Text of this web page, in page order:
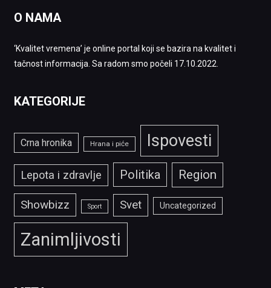
O NAMA
‘Kvalitet vremena’ je online portal koji se bazira na kvalitet i
tačnost informacija. Sa radom smo počeli 17.10.2022.
KATEGORIJE
Crna hronika Hrana i piće Ispovesti
Lepota i zdravlje Politika Region
Showbizz Sport Svet Uncategorized
Zanimljivosti